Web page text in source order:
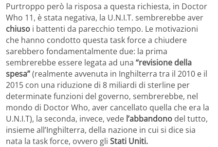
Purtroppo però la risposa a questa richiesta, in Doctor
Who 11, è stata negativa, la U.N.I.T. sembrerebbe aver
chiuso i battenti da parecchio tempo. Le motivazioni
che hanno condotto questa task force a chiudere
sarebbero fondamentalmente due: la prima
sembrerebbe essere legata ad una “revisione della
spesa”(realmente avvenuta in Inghilterra tra il 2010 e il
2015 con una riduzione di 8 miliardi di sterline per
determinate funzioni del governo, sembrerebbe, nel
mondo di Doctor Who, aver cancellato quella che era la
U.N.I.T), la seconda, invece, vede l’abbandono del tutto,
insieme all’Inghilterra, della nazione in cui si dice sia
nata la task force, ovvero gli Stati Uniti.